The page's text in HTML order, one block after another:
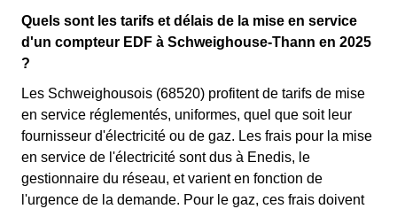
Quels sont les tarifs et délais de la mise en service
d'un compteur EDF à Schweighouse-Thann en 2025
?
Les Schweighousois (68520) profitent de tarifs de mise
en service réglementés, uniformes, quel que soit leur
fournisseur d'électricité ou de gaz. Les frais pour la mise
en service de l'électricité sont dus à Enedis, le
gestionnaire du réseau, et varient en fonction de
l'urgence de la demande. Pour le gaz, ces frais doivent